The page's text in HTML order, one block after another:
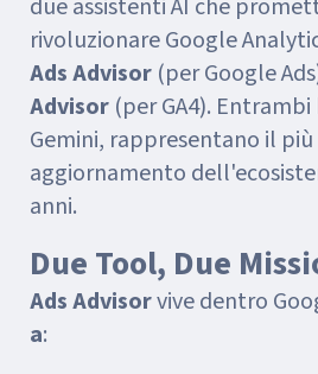
due assistenti AI che
rivoluzionare Google
Ads Advisor (per Google
Advisor (per GA4).
Gemini, rappresentano il
aggiornamento
anni.
Due Tool, Due
Ads Advisorvive dentro
a: